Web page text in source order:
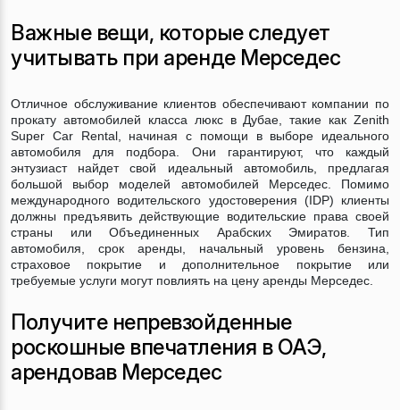
Важные вещи, которые следует
учитывать при аренде Мерседес
Отличное обслуживание клиентов обеспечивают компании по
прокату автомобилей класса люкс в Дубае, такие как Zenith
Super Car Rental, начиная с помощи в выборе идеального
автомобиля для подбора. Они гарантируют, что каждый
энтузиаст найдет свой идеальный автомобиль, предлагая
большой выбор моделей автомобилей Мерседес. Помимо
международного водительского удостоверения (IDP) клиенты
должны предъявить действующие водительские права своей
страны или Объединенных Арабских Эмиратов. Тип
автомобиля, срок аренды, начальный уровень бензина,
страховое покрытие и дополнительное покрытие или
требуемые услуги могут повлиять на цену аренды Мерседес.
Получите непревзойденные
роскошные впечатления в ОАЭ,
арендовав Мерседес